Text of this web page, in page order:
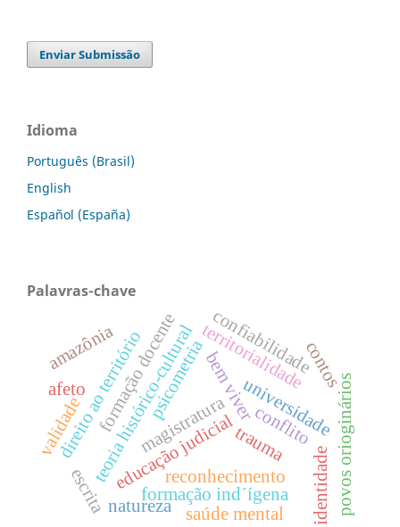
Enviar Submissão
Idioma
Português (Brasil)
English
Español (España)
Palavras-chave
bem viver
conflito
territorialidade
educação judicial
teoria histórico-cultural
magistratura
formação docente
trauma
universidade
direito ao território
reconhecimento
confiabilidade
formação ind´ígena
escrita
psicometria contos
natureza identidadepovos orioginários
afeto
validade
saúde mental
amazônia